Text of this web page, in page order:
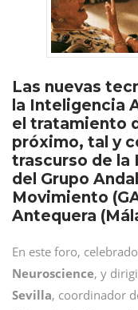
Las nuevas
la Inteligencia
el tratamiento
próximo, tal y
trascurso de la
del Grupo
Movimiento
Antequera
En este foro,
Neuroscience, y
Sevilla, coordinador